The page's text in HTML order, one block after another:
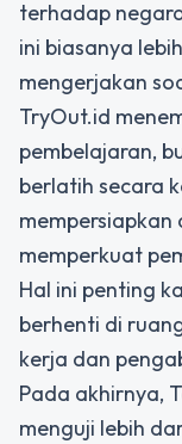
terhadap
ini biasanya
mengerjakan
TryOut.id
pembelajaran,
berlatih secara
mempersiapkan
memperkuat
Hal ini penting
berhenti di
kerja dan
Pada akhirnya,
menguji lebih